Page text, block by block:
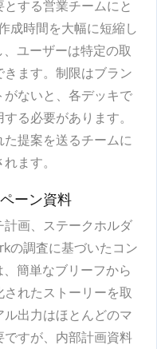
する営業チームにと
成時間を大幅に短縮し
ユーザーは特定の取
ます。制限はブラン
がないと、各デッキで
る必要があります。
提案を送るチームに
ます。
ーン資料
画、ステークホルダ
の調査に基づいたコン
簡単なブリーフから
れたストーリーを取
出力はほとんどのマ
すが、内部計画資料